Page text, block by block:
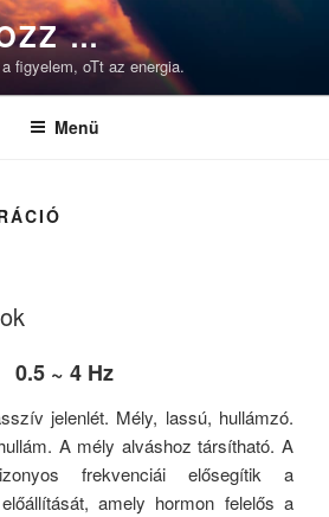
…
figyelem, oTt az energia.
Menü
0.5 ~ 4 Hz
jelenlét. Mély, lassú, hullámzó.
A mély alváshoz társítható. A
frekvenciái elősegítik a
amely hormon felelős a